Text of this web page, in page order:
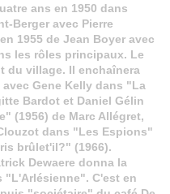
ans en 1950 dans
Berger avec Pierre
1955 de Jean Boyer avec
les rôles principaux. Le
du village. Il enchaînera
Gene Kelly dans "La
Bardot et Daniel Gélin
(1956) de Marc Allégret,
dans "Les Espions"
brûlet'il?" (1966).
Dewaere donna la
"L'Arlésienne". C'est en